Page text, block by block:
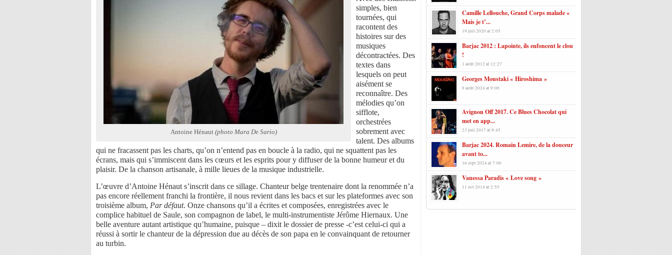
Antoine Hénaut (photo Mara De Sario)
simples, bien
tournées, qui
racontent des
histoires sur des
musiques
décontractées. Des
textes dans
lesquels on peut
aisément se
reconnaître. Des
mélodies qu’on
sifflote,
orchestrées
sobrement avec
talent. Des albums
qui ne fracassent pas les charts, qu’on n’entend pas en boucle à la radio, qui ne squattent pas les
écrans, mais qui s’immiscent dans les cœurs et les esprits pour y diffuser de la bonne humeur et du
plaisir. De la chanson artisanale, à mille lieues de la musique industrielle.
L’œuvre d’Antoine Hénaut s’inscrit dans ce sillage. Chanteur belge trentenaire dont la renommée n’a
pas encore réellement franchi la frontière, il nous revient dans les bacs et sur les plateformes avec son
troisième album, Par défaut. Onze chansons qu’il a écrites et composées, enregistrées avec le
complice habituel de Saule, son compagnon de label, le multi-instrumentiste Jérôme Hiernaux. Une
belle aventure autant artistique qu’humaine, puisque – dixit le dossier de presse -c’est celui-ci qui a
réussi à sortir le chanteur de la dépression due au décès de son papa en le convainquant de retourner
au turbin.
Camille Lellouche, Grand Corps malade «
Mais je t’...
19 juil 2020 at 2:05
Barjac 2012 : Lapointe, ils enfoncent le clou
!
1 août 2012 at 12:27
Georges Moustaki « Hiroshima »
9 août 2024 at 9:00
Avignon Off 2017. Ce Blues Chocolat qui
met en app...
23 juil 2017 at 9:45
Barjac 2024. Romain Lemire, de la douceur
avant to...
16 sept 2024 at 7:00
Vanessa Paradis « Love song »
11 oct 2014 at 2:55